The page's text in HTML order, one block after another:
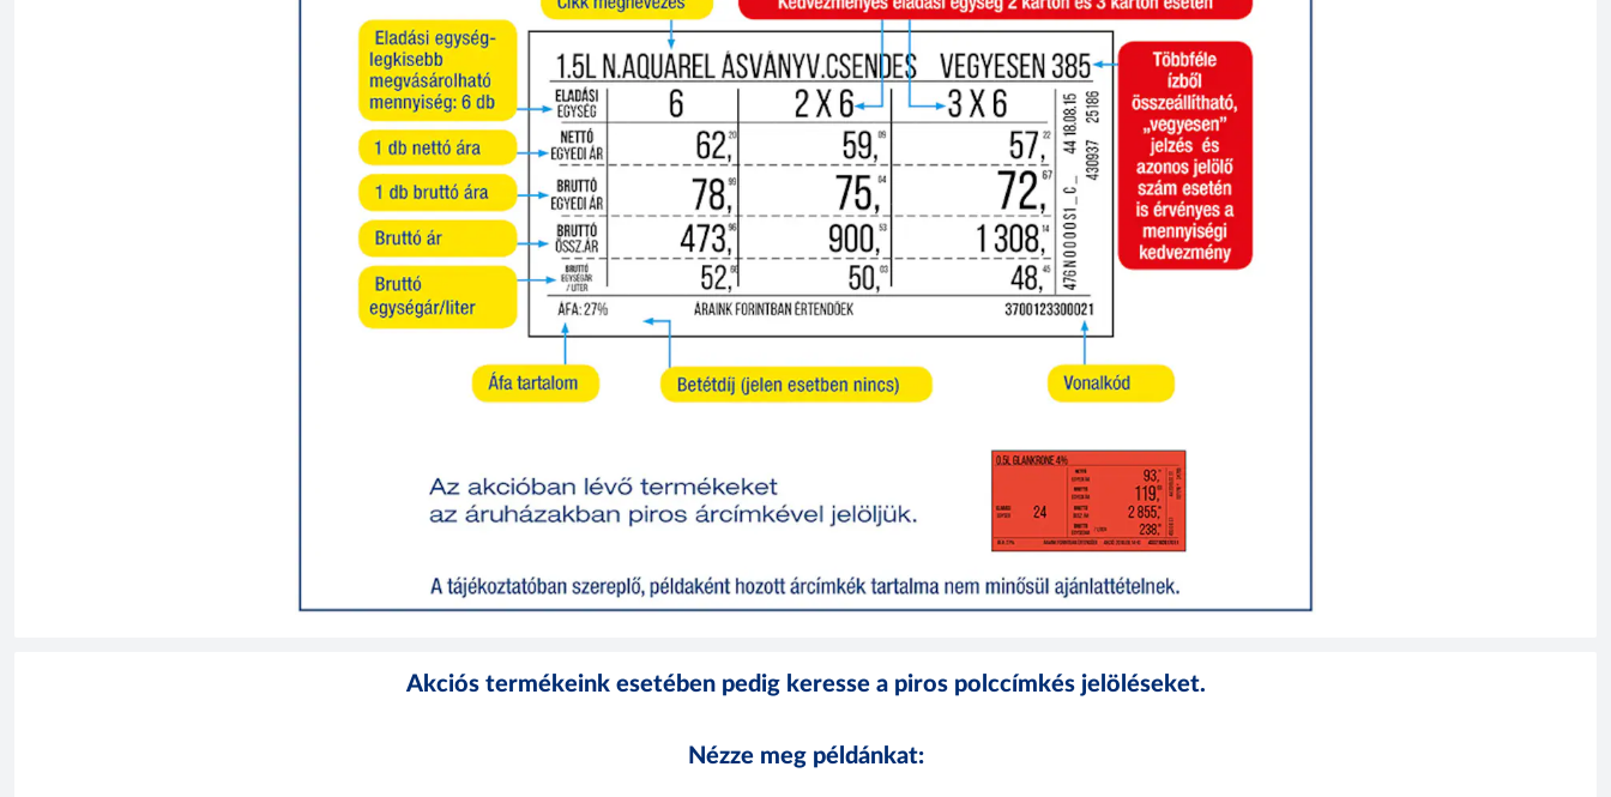
Akciós termékeink esetében pedig keresse a piros polccímkés jelöléseket.
Nézze meg példánkat: